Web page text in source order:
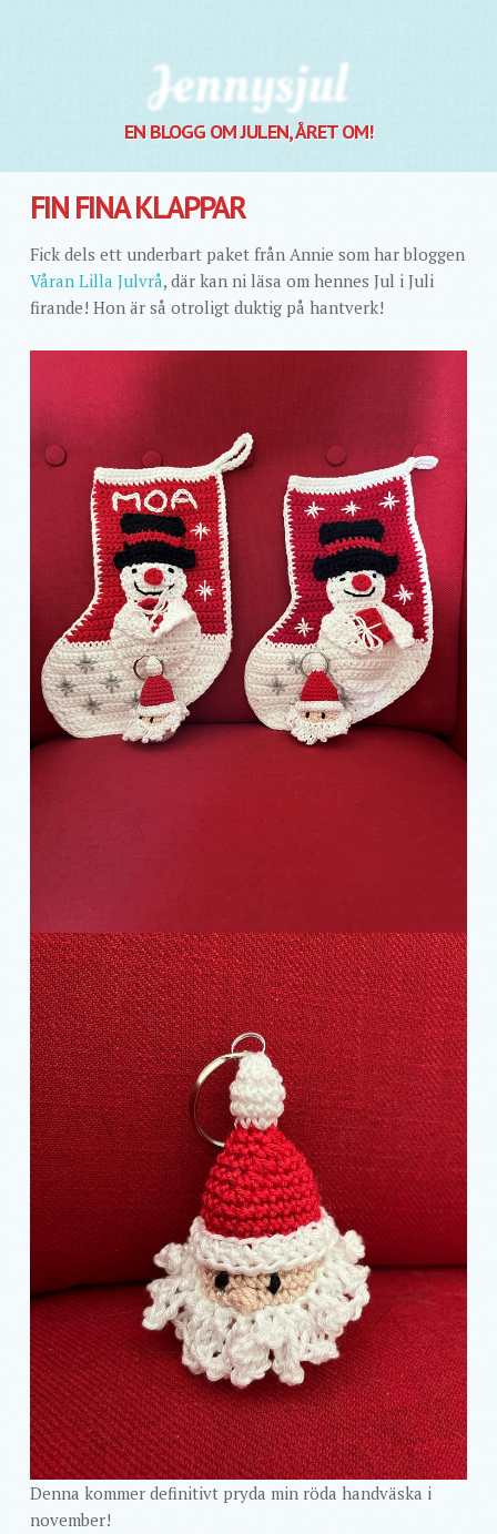
Jennysjul
EN BLOGG OM JULEN, ÅRET OM!
FIN FINA KLAPPAR
Fick dels ett underbart paket från Annie som har bloggen
Våran Lilla Julvrå, där kan ni läsa om hennes Jul i Juli
firande! Hon är så otroligt duktig på hantverk!
Denna kommer definitivt pryda min röda handväska i
november!